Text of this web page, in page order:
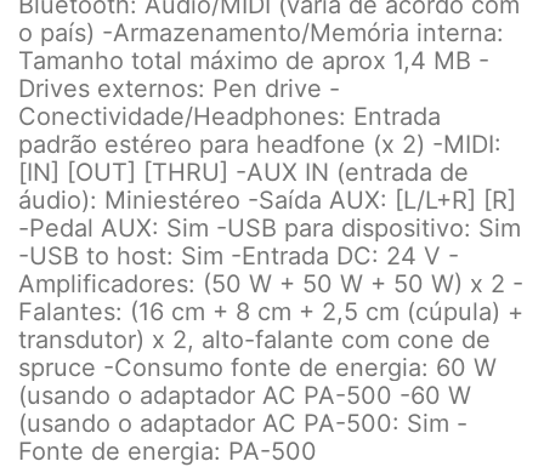
o país) -Armazenamento/Memória interna:
Tamanho total máximo de aprox 1,4 MB -
Drives externos: Pen drive -
Conectividade/Headphones: Entrada
padrão estéreo para headfone (x 2) -MIDI:
[IN] [OUT] [THRU] -AUX IN (entrada de
áudio): Miniestéreo -Saída AUX: [L/L+R] [R]
-Pedal AUX: Sim -USB para dispositivo: Sim
-USB to host: Sim -Entrada DC: 24 V -
Amplificadores: (50 W + 50 W + 50 W) x 2 -
Falantes: (16 cm + 8 cm + 2,5 cm (cúpula) +
transdutor) x 2, alto-falante com cone de
spruce -Consumo fonte de energia: 60 W
(usando o adaptador AC PA-500 -60 W
(usando o adaptador AC PA-500: Sim -
Fonte de energia: PA-500